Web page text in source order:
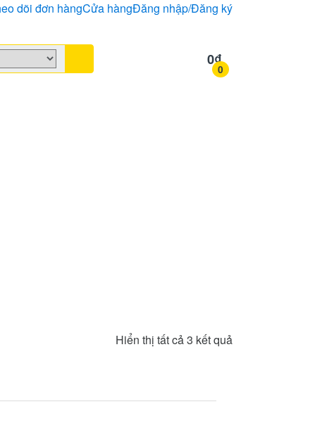
dõi đơn hàngCửa hàngĐăng nhập/Đăng ký
0
0₫
Hiển thị tất cả 3 kết quả